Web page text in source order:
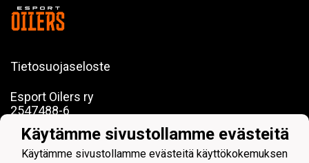
Tietosuojaseloste
Esport Oilers ry
2547488-6
Koivu-Mankkaan tie 5, 02200 Espoo
Käytämme sivustollamme evästeitä
Käytämme sivustollamme evästeitä käyttökokemuksen